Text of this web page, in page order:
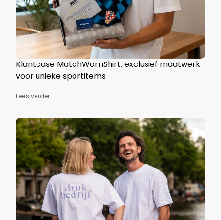
Klantcase MatchWornShirt: exclusief maatwerk
voor unieke sportitems
Lees verder